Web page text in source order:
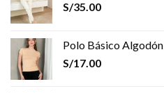
S/35.00
Polo Básico Algodón
S/17.00